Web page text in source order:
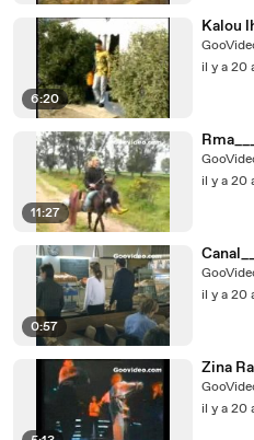
6:20
Kalou
il y a 20
11:27
il y a 20
0:57
il y a 20
Zina
il y a 20